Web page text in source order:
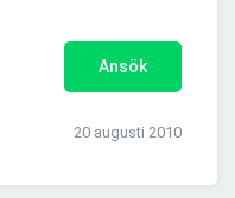
Ansök
20 augusti 2010